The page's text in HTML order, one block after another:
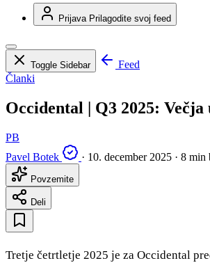
Prijava Prilagodite svoj feed
Toggle Sidebar
Feed
Članki
Occidental | Q3 2025:
PB
Pavel Botek
· 10. december 2025 · 8 min
Povzemite
Deli
Tretje četrtletje 2025 je za Occidental